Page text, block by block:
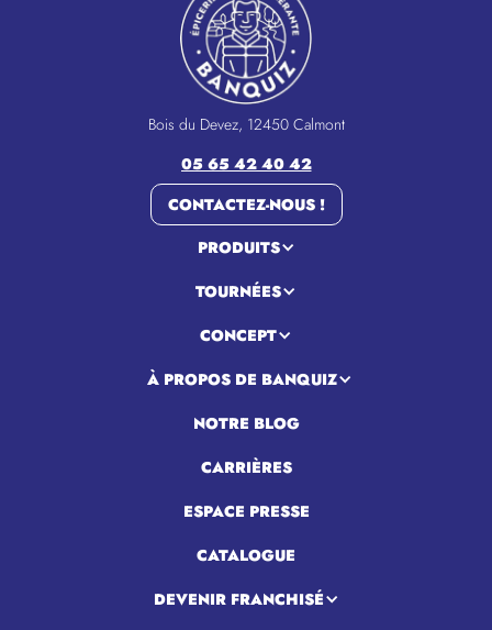
Bois du Devez, 12450 Calmont
05 65 42 40 42
CONTACTEZ-NOUS !
PRODUITS
TOURNÉES
CONCEPT
À PROPOS DE BANQUIZ
NOTRE BLOG
CARRIÈRES
ESPACE PRESSE
CATALOGUE
DEVENIR FRANCHISÉ